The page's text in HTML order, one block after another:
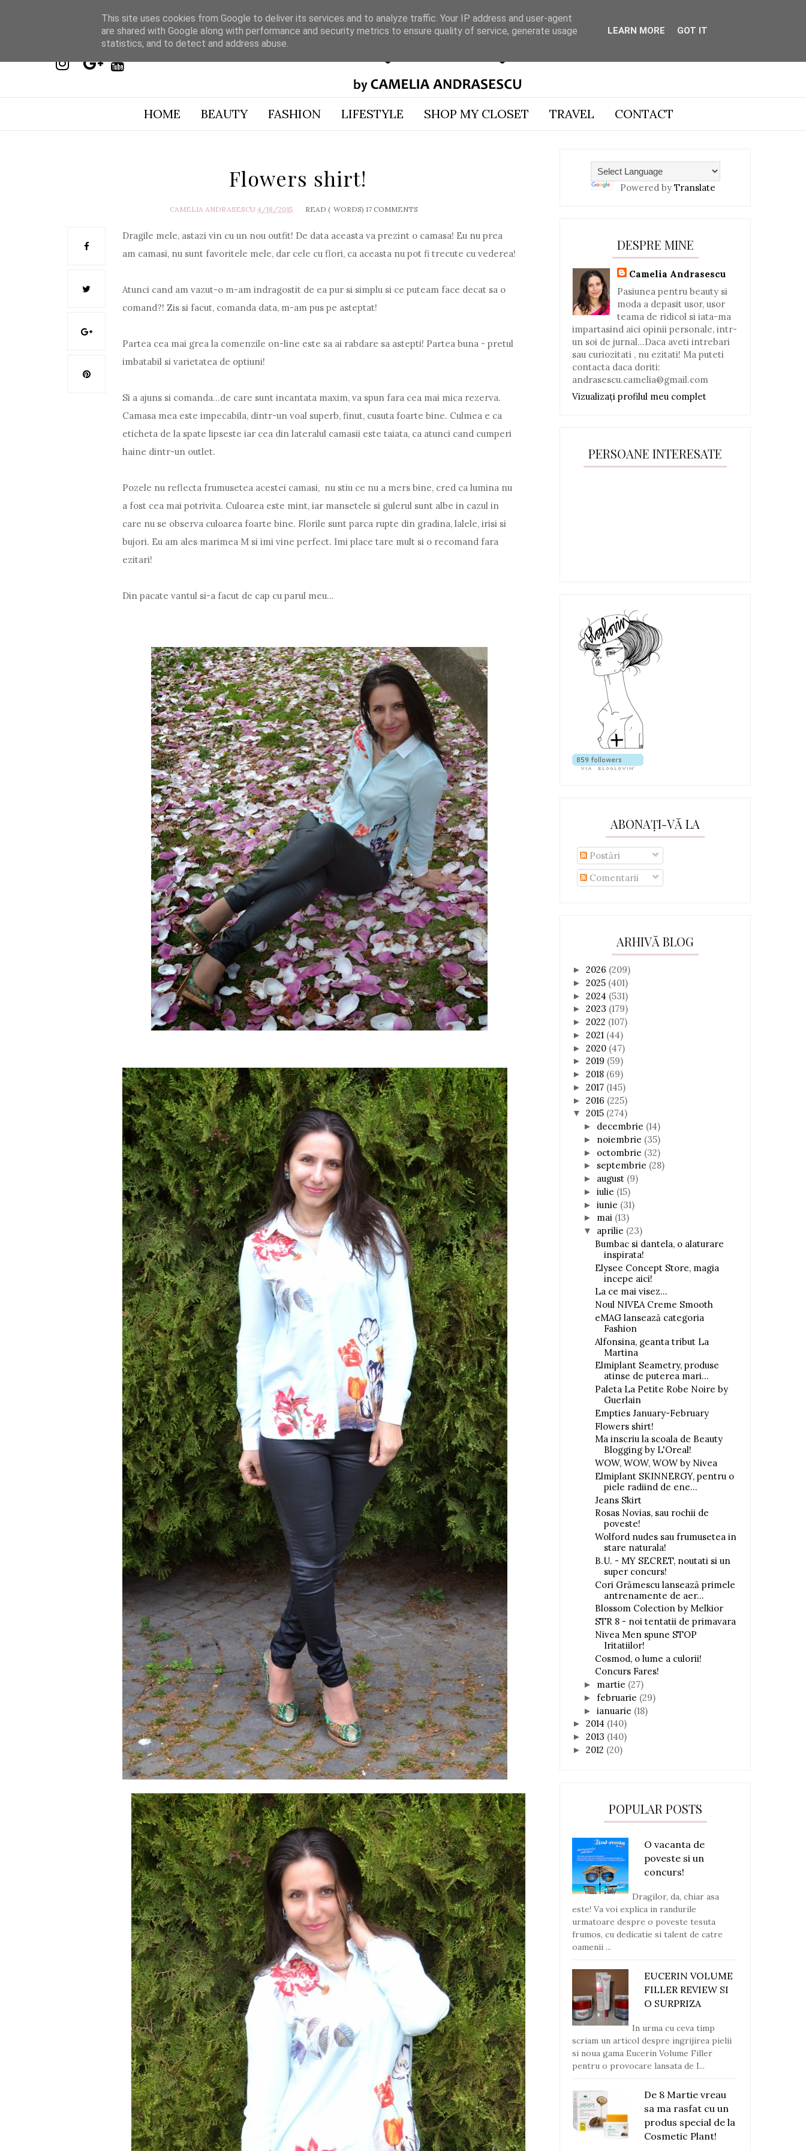
HOME BEAUTY FASHION LIFESTYLE SHOP MY CLOSET TRAVEL CONTACT
Flowers shirt!
CAMELIA ANDRASESCU 4/18/2015 READ ( WORDS) 17 COMMENTS
Dragile mele, astazi vin cu un nou outfit! De data aceasta va prezint o camasa! Eu nu prea
am camasi, nu sunt favoritele mele, dar cele cu flori, ca aceasta nu pot fi trecute cu vederea!
Atunci cand am vazut-o m-am indragostit de ea pur si simplu si ce puteam face decat sa o
comand?! Zis si facut, comanda data, m-am pus pe asteptat!
Partea cea mai grea la comenzile on-line este sa ai rabdare sa astepti! Partea buna - pretul
imbatabil si varietatea de optiuni!
Si a ajuns si comanda...de care sunt incantata maxim, va spun fara cea mai mica rezerva.
Camasa mea este impecabila, dintr-un voal superb, finut, cusuta foarte bine. Culmea e ca
eticheta de la spate lipseste iar cea din lateralul camasii este taiata, ca atunci cand cumperi
haine dintr-un outlet.
Pozele nu reflecta frumusetea acestei camasi, nu stiu ce nu a mers bine, cred ca lumina nu
a fost cea mai potrivita. Culoarea este mint, iar mansetele si gulerul sunt albe in cazul in
care nu se observa culoarea foarte bine. Florile sunt parca rupte din gradina, lalele, irisi si
bujori. Eu am ales marimea M si imi vine perfect. Imi place tare mult si o recomand fara
ezitari!
Din pacate vantul si-a facut de cap cu parul meu...
Powered by Translate
DESPRE MINE
Camelia Andrasescu
Pasiunea pentru beauty si
moda a depasit usor, usor
teama de ridicol si iata-ma
impartasind aici opinii personale, intr-
un soi de jurnal...Daca aveti intrebari
sau curiozitati , nu ezitati! Ma puteti
contacta daca doriti:
andrasescu.camelia@gmail.com
Vizualizați profilul meu complet
PERSOANE INTERESATE
ABONAȚI-VĂ LA
Postări
Comentarii
ARHIVĂ BLOG
► 2026 (209)
► 2025 (401)
► 2024 (531)
► 2023 (179)
► 2022 (107)
► 2021 (44)
► 2020 (47)
► 2019 (59)
► 2018 (69)
► 2017 (145)
► 2016 (225)
▼ 2015 (274)
► decembrie (14)
► noiembrie (35)
► octombrie (32)
► septembrie (28)
► august (9)
► iulie (15)
► iunie (31)
► mai (13)
▼ aprilie (23)
Bumbac si dantela, o alaturare
inspirata!
Elysee Concept Store, magia
incepe aici!
La ce mai visez...
Noul NIVEA Creme Smooth
eMAG lansează categoria
Fashion
Alfonsina, geanta tribut La
Martina
Elmiplant Seametry, produse
atinse de puterea mari...
Paleta La Petite Robe Noire by
Guerlain
Empties January-February
Flowers shirt!
Ma inscriu la scoala de Beauty
Blogging by L'Oreal!
WOW, WOW, WOW by Nivea
Elmiplant SKINNERGY, pentru o
piele radiind de ene...
Jeans Skirt
Rosas Novias, sau rochii de
poveste!
Wolford nudes sau frumusetea in
stare naturala!
B.U. - MY SECRET, noutati si un
super concurs!
Cori Grămescu lansează primele
antrenamente de aer...
Blossom Colection by Melkior
STR 8 - noi tentatii de primavara
Nivea Men spune STOP
Iritatiilor!
Cosmod, o lume a culorii!
Concurs Fares!
► martie (27)
► februarie (29)
► ianuarie (18)
► 2014 (140)
► 2013 (140)
► 2012 (20)
POPULAR POSTS
O vacanta de
poveste si un
concurs!
Dragilor, da, chiar asa
este! Va voi explica in randurile
urmatoare despre o poveste tesuta
frumos, cu dedicatie si talent de catre
oamenii ...
EUCERIN VOLUME
FILLER REVIEW SI
O SURPRIZA
In urma cu ceva timp
scriam un articol despre ingrijirea pielii
si noua gama Eucerin Volume Filler
pentru o provocare lansata de I...
De 8 Martie vreau
sa ma rasfat cu un
produs special de la
Cosmetic Plant!
This site uses cookies from Google to deliver its services and to analyze traffic. Your IP address and user-agent
are shared with Google along with performance and security metrics to ensure quality of service, generate usage
statistics, and to detect and address abuse.
LEARN MORE GOT IT